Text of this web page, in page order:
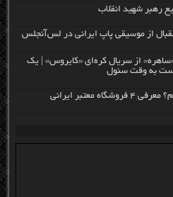
از موسیقی پاپ ایرانی در لس‌آنجلس
از سریال کره‌ای «کایروس» | یک
است به وقت سئول
معتبر ایرانی